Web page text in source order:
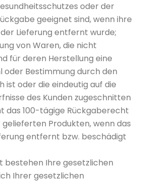
oder der
geeignet sind, wenn ihre
Lieferung entfernt wurde;
von Waren, die nicht
für deren Herstellung eine
oder Bestimmung durch den
ist oder die eindeutig auf die
des Kunden zugeschnitten
das 100-tägige Rückgaberecht
Produkten, wenn das
entfernt bzw. beschädigt
bestehen Ihre gesetzlichen
Ihrer gesetzlichen